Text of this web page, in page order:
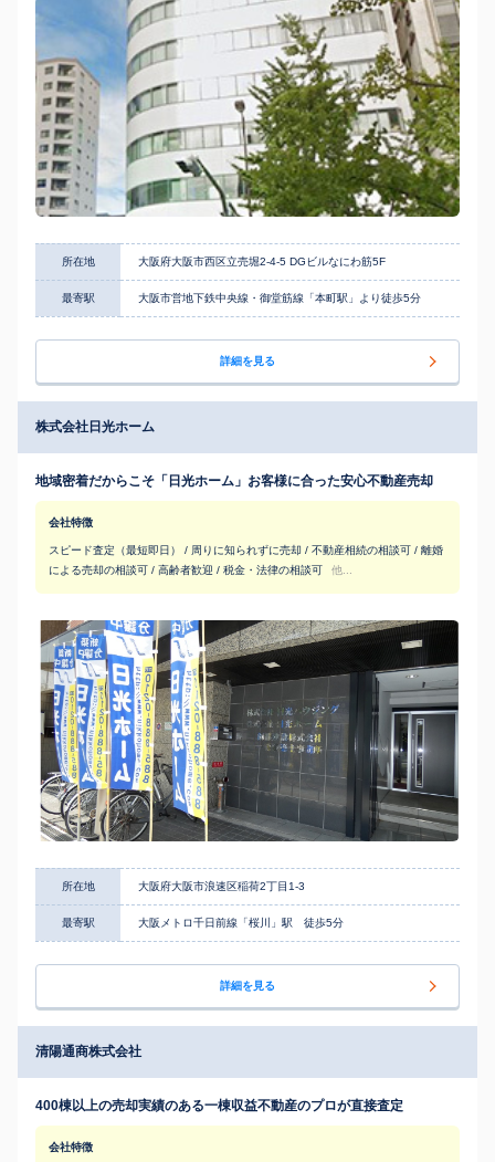
所在地 大阪府大阪市西区立売堀2-4-5 DGビルなにわ筋5F
最寄駅 大阪市営地下鉄中央線・御堂筋線「本町駅」より徒歩5分
詳細を見る
株式会社日光ホーム
地域密着だからこそ「日光ホーム」お客様に合った安心不動産売却
会社特徴
スピード査定（最短即日） / 周りに知られずに売却 / 不動産相続の相談可 / 離婚
による売却の相談可 / 高齢者歓迎 / 税金・法律の相談可
他...
所在地 大阪府大阪市浪速区稲荷2丁目1-3
最寄駅 大阪メトロ千日前線「桜川」駅 徒歩5分
詳細を見る
清陽通商株式会社
400棟以上の売却実績のある一棟収益不動産のプロが直接査定
会社特徴